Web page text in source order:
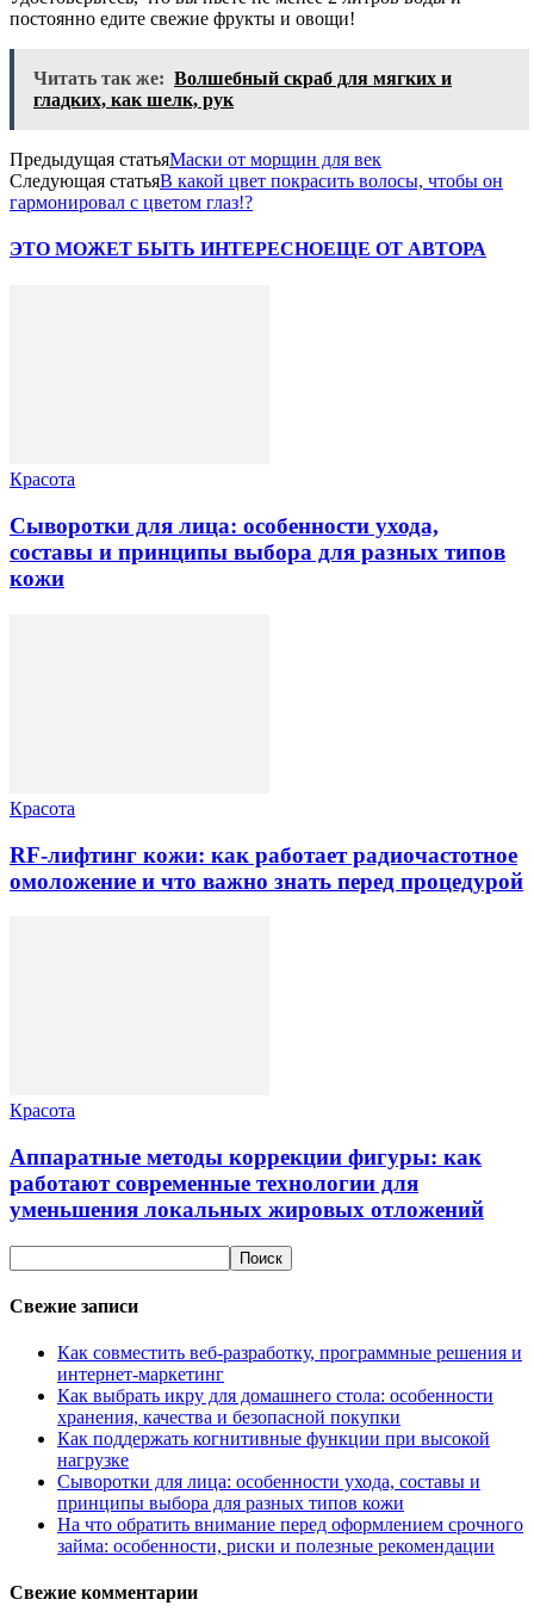
постоянно едите свежие фрукты и овощи!
Читать так же: Волшебный скраб для мягких и
гладких, как шелк, рук
Предыдущая статьяМаски от морщин для век
Следующая статьяВ какой цвет покрасить волосы, чтобы он
гармонировал с цветом глаз!?
ЭТО МОЖЕТ БЫТЬ ИНТЕРЕСНОЕЩЕ ОТ АВТОРА
Красота
Сыворотки для лица: особенности ухода,
составы и принципы выбора для разных типов
кожи
Красота
RF-лифтинг кожи: как работает радиочастотное
омоложение и что важно знать перед процедурой
Красота
Аппаратные методы коррекции фигуры: как
работают современные технологии для
уменьшения локальных жировых отложений
Свежие записи
Как совместить веб-разработку, программные решения и
интернет-маркетинг
Как выбрать икру для домашнего стола: особенности
хранения, качества и безопасной покупки
Как поддержать когнитивные функции при высокой
нагрузке
Сыворотки для лица: особенности ухода, составы и
принципы выбора для разных типов кожи
На что обратить внимание перед оформлением срочного
займа: особенности, риски и полезные рекомендации
Свежие комментарии